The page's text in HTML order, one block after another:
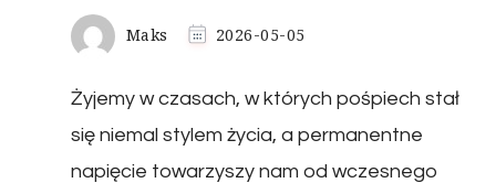
Maks 2026-05-05
Żyjemy w czasach, w których pośpiech stał
się niemal stylem życia, a permanentne
napięcie towarzyszy nam od wczesnego